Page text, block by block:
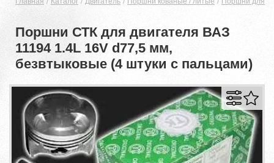
Поршни СТК для двигателя ВАЗ
11194 1.4L 16V d77,5 мм,
безвтыковые (4 штуки с пальцами)